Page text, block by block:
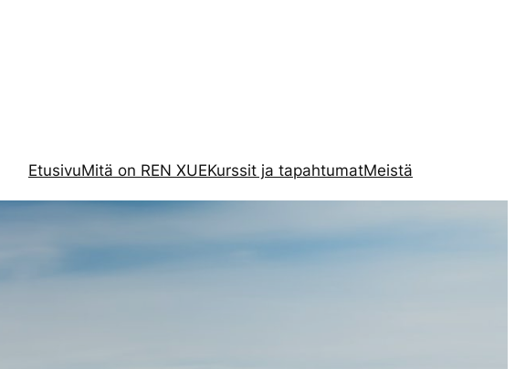
EtusivuMitä on REN XUEKurssit ja tapahtumatMeistä